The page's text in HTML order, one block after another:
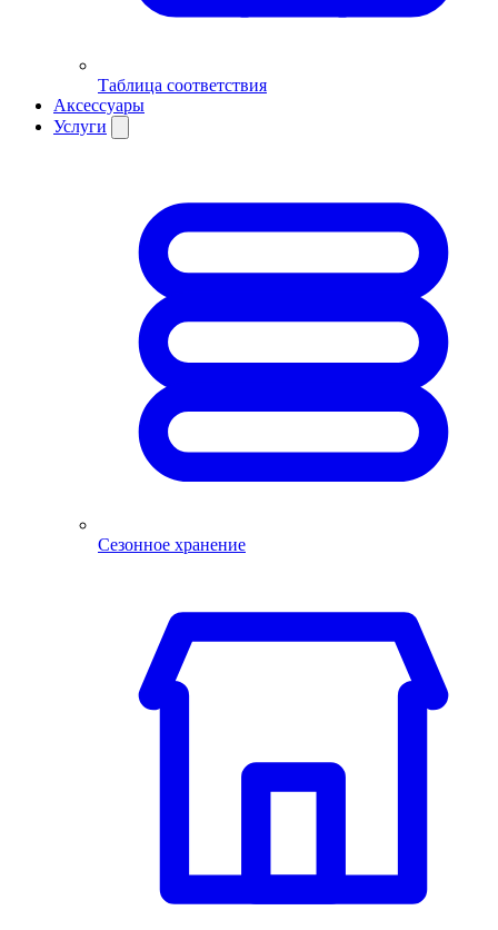
Таблица соответствия
Аксессуары
Услуги
Сезонное хранение